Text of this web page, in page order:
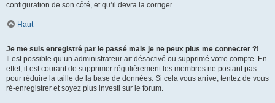
configuration de son côté, et qu’il devra la corriger.
Haut
Je me suis enregistré par le passé mais je ne peux plus me connecter ?!
Il est possible qu’un administrateur ait désactivé ou supprimé votre compte. En
effet, il est courant de supprimer régulièrement les membres ne postant pas
pour réduire la taille de la base de données. Si cela vous arrive, tentez de vous
ré-enregistrer et soyez plus investi sur le forum.